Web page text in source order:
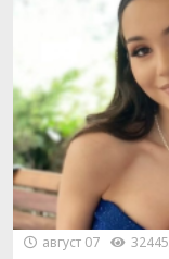
август 07 32445